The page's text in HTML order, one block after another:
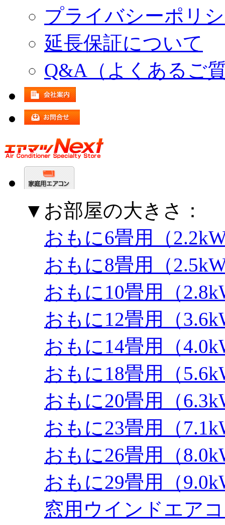
プライバシーポリ
延長保証について
Q&A（よくあるご
▼お部屋の大きさ：
おもに6畳用（
おもに8畳用（
おもに10畳用（
おもに12畳用（
おもに14畳用（
おもに18畳用（
おもに20畳用（
おもに23畳用（
おもに26畳用（
おもに29畳用（
窓用ウインドエア